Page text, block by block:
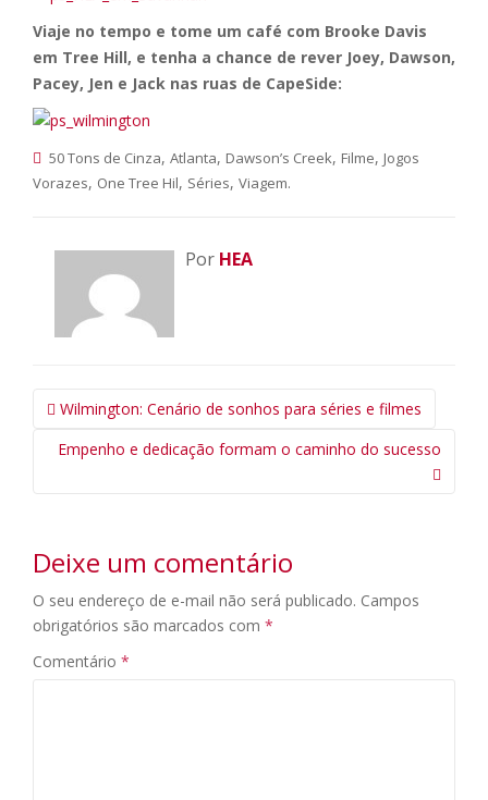
Viaje no tempo e tome um café com Brooke Davis
em Tree Hill, e tenha a chance de rever Joey, Dawson,
Pacey, Jen e Jack nas ruas de CapeSide:
50 Tons de Cinza, Atlanta, Dawson’s Creek, Filme, Jogos
Vorazes, One Tree Hil, Séries, Viagem.
Por HEA
Navegação
da
Postagem
Wilmington: Cenário de sonhos para séries e filmes
Empenho e dedicação formam o caminho do sucesso
Deixe um comentário
O seu endereço de e-mail não será publicado. Campos
obrigatórios são marcados com *
Comentário *